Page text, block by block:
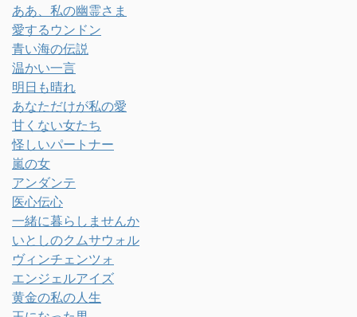
ああ、私の幽霊さま
愛するウンドン
青い海の伝説
温かい一言
明日も晴れ
あなただけが私の愛
甘くない女たち
怪しいパートナー
嵐の女
アンダンテ
医心伝心
一緒に暮らしませんか
いとしのクムサウォル
ヴィンチェンツォ
エンジェルアイズ
黄金の私の人生